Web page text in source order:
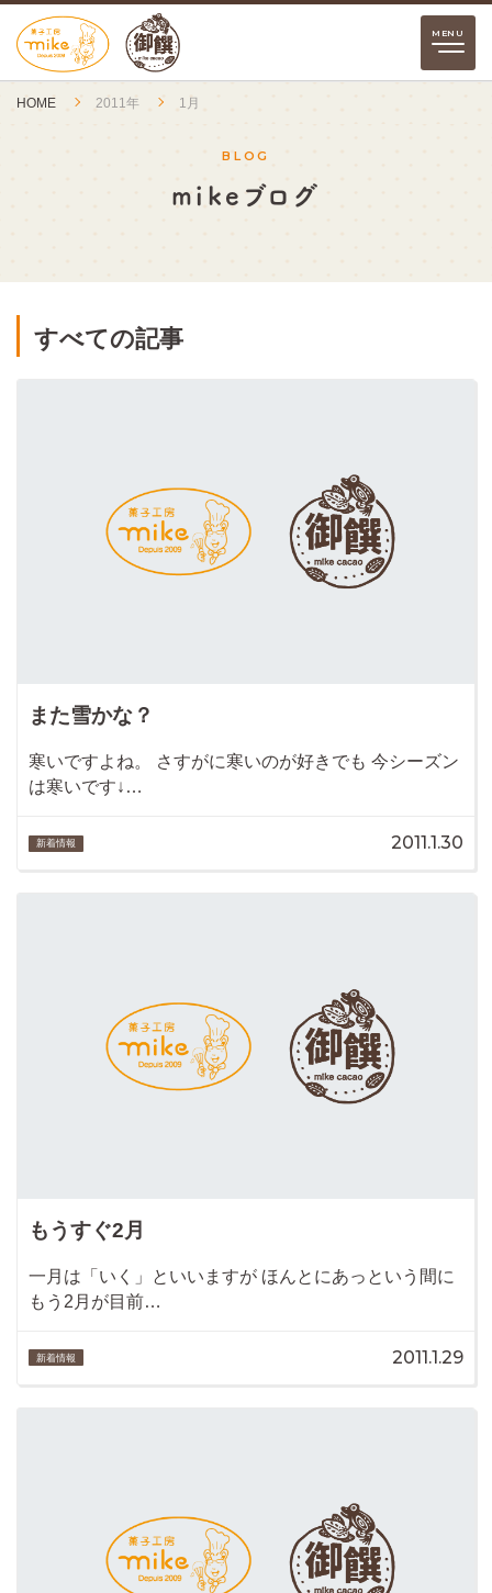
HOME 2011年 1月
BLOG
mikeブログ
すべての記事
また雪かな？
寒いですよね。 さすがに寒いのが好きでも 今シーズン
は寒いです↓…
新着情報 2011.1.30
もうすぐ2月
一月は「いく」といいますが ほんとにあっという間に
もう2月が目前…
新着情報 2011.1.29